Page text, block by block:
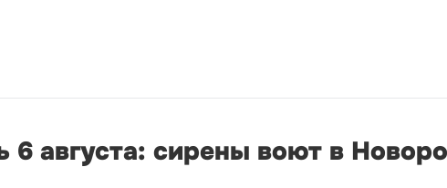
августа: сирены воют в